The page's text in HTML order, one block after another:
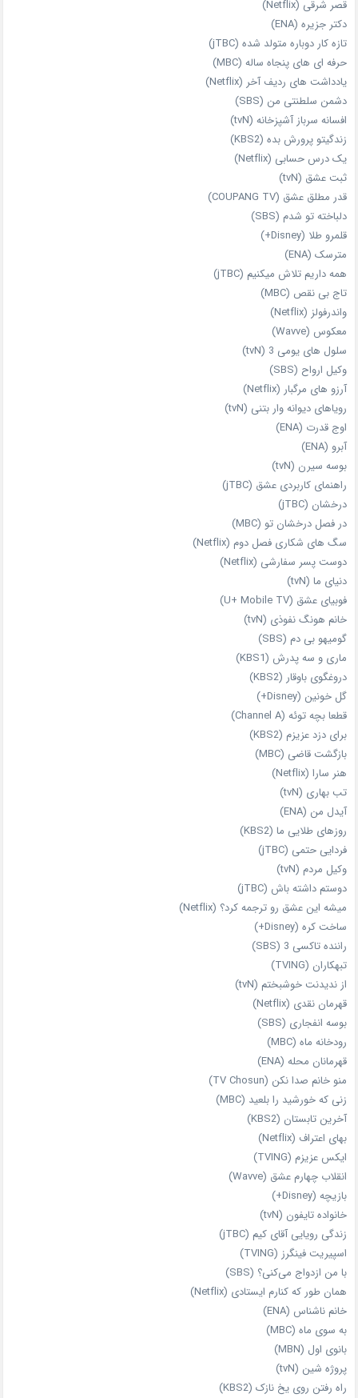
قصر شرقی (Netflix)
دکتر جزیره (ENA)
تازه‌ کار دوباره‌ متولد شده (jTBC)
حرفه‌ ای‌ های پنجاه‌ ساله (MBC)
یادداشت‌ های ردیف آخر (Netflix)
دشمن سلطنتی من (SBS)
افسانه سرباز آشپزخانه (tvN)
زندگیتو پرورش بده (KBS2)
یک درس حسابی (Netflix)
ثبت عشق (tvN)
قدر مطلق عشق (COUPANG TV)
دلباخته تو شدم (SBS)
قلمرو طلا (Disney+)
مترسک (ENA)
همه داریم تلاش میکنیم (jTBC)
تاج بی‌ نقص (MBC)
واندرفولز (Netflix)
معکوس (Wavve)
سلول های یومی 3 (tvN)
وکیل ارواح (SBS)
آرزو های مرگبار (Netflix)
رویاهای دیوانه‌ وار بتنی (tvN)
اوج قدرت (ENA)
آبرو (ENA)
بوسه سیرن (tvN)
راهنمای کاربردی عشق (jTBC)
درخشان (jTBC)
در فصل درخشان تو (MBC)
سگ های شکاری فصل دوم (Netflix)
دوست‌ پسر سفارشی (Netflix)
دنیای ما (tvN)
فوبیای عشق (U+ Mobile TV)
خانم هونگ نفوذی (tvN)
گومیهو بی دم (SBS)
ماری و سه پدرش (KBS1)
دروغگوی باوقار (KBS2)
گل خونین (Disney+)
قطعا بچه توئه (Channel A)
برای دزد عزیزم (KBS2)
بازگشت قاضی (MBC)
هنر سارا (Netflix)
تب بهاری (tvN)
آیدل من (ENA)
روزهای طلایی ما (KBS2)
فردایی حتمی (jTBC)
وکیل مردم (tvN)
دوستم داشته باش (jTBC)
میشه این عشق رو ترجمه کرد؟ (Netflix)
ساخت کره (Disney+)
راننده تاکسی 3 (SBS)
تبهکاران (TVING)
از ندیدنت خوشبختم (tvN)
قهرمان نقدی (Netflix)
بوسه انفجاری (SBS)
رودخانه ماه (MBC)
قهرمانان محله (ENA)
منو خانم صدا نکن (TV Chosun)
زنی که خورشید را بلعید (MBC)
آخرین تابستان (KBS2)
بهای اعتراف (Netflix)
ایکس عزیزم (TVING)
انقلاب چهارم عشق (Wavve)
بازیچه (Disney+)
خانواده تایفون (tvN)
زندگی رویایی آقای کیم (jTBC)
اسپیریت فینگرز (TVING)
با من ازدواج می‌کنی؟ (SBS)
همان‌ طور که کنارم ایستادی (Netflix)
خانم ناشناس (ENA)
به سوی ماه (MBC)
بانوی اول (MBN)
پروژه شین (tvN)
راه رفتن روی یخ نازک (KBS2)